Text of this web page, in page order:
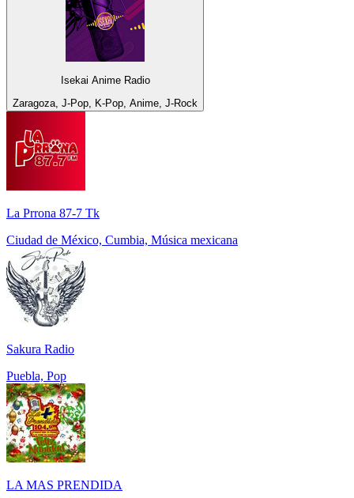
Isekai Anime Radio
Zaragoza, J-Pop, K-Pop, Anime, J-Rock
La Prrona 87-7 Tk
Ciudad de México, Cumbia, Música mexicana
Sakura Radio
Puebla, Pop
LA MAS PRENDIDA